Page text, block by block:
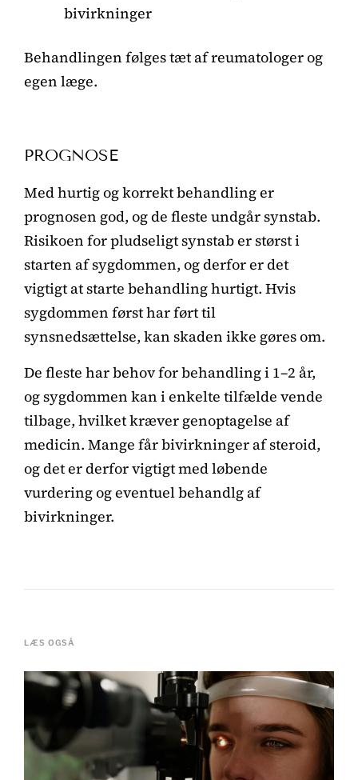
bivirkninger
Behandlingen følges tæt af reumatologer og
egen læge.
PROGNOSE
Med hurtig og korrekt behandling er
prognosen god, og de fleste undgår synstab.
Risikoen for pludseligt synstab er størst i
starten af sygdommen, og derfor er det
vigtigt at starte behandling hurtigt. Hvis
sygdommen først har ført til
synsnedsættelse, kan skaden ikke gøres om.
De fleste har behov for behandling i 1–2 år,
og sygdommen kan i enkelte tilfælde vende
tilbage, hvilket kræver genoptagelse af
medicin. Mange får bivirkninger af steroid,
og det er derfor vigtigt med løbende
vurdering og eventuel behandlg af
bivirkninger.
LÆS OGSÅ